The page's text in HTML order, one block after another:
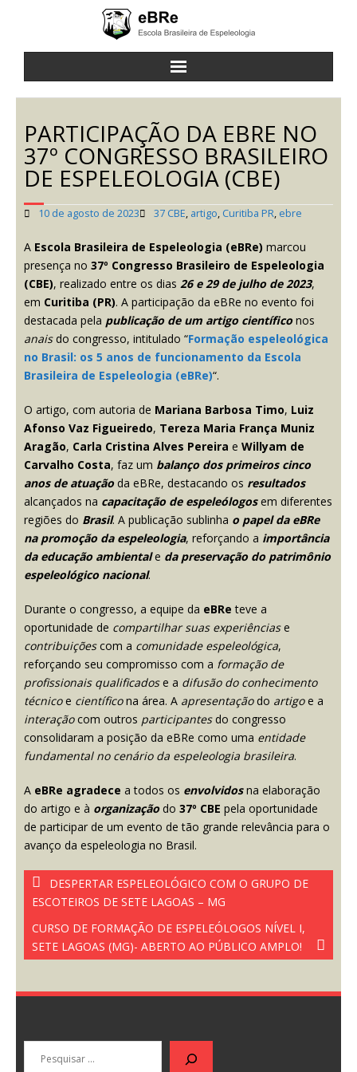
a eBRe
cursos
atividades
notícias
contato
PARTICIPAÇÃO DA EBRE NO
37º CONGRESSO BRASILEIRO
DE ESPELEOLOGIA (CBE)
10 de agosto de 2023 37 CBE, artigo, Curitiba PR, ebre
A Escola Brasileira de Espeleologia (eBRe) marcou
presença no 37º Congresso Brasileiro de Espeleologia
(CBE), realizado entre os dias 26 e 29 de julho de 2023,
em Curitiba (PR). A participação da eBRe no evento foi
destacada pela publicação de um artigo científiconos
anaisdo congresso, intitulado “Formação espeleológica
no Brasil: os 5 anos de funcionamento da Escola
Brasileira de Espeleologia (eBRe)“.
O artigo, com autoria de Mariana Barbosa Timo, Luiz
Afonso Vaz Figueiredo, Tereza Maria França Muniz
Aragão, Carla Cristina Alves Pereira e Willyam de
Carvalho Costa, faz um balanço dos primeiros cinco
anos de atuaçãoda eBRe, destacando os resultados
alcançados na capacitação de espeleólogosem diferentes
regiões do Brasil. A publicação sublinha o papel da eBRe
na promoção da espeleologia, reforçando a importância
da educação ambientale da preservação do patrimônio
espeleológico nacional.
Durante o congresso, a equipe da eBRe teve a
oportunidade de compartilhar suas experiênciase
contribuiçõescom a comunidade espeleológica,
reforçando seu compromisso com a formação de
profissionais qualificadose a difusão do conhecimento
técnicoe científicona área. A apresentaçãodo artigoe a
interaçãocom outros participantesdo congresso
consolidaram a posição da eBRe como uma entidade
fundamental no cenário da espeleologia brasileira.
A eBRe agradece a todos os envolvidosna elaboração
do artigo e à organizaçãodo 37º CBE pela oportunidade
de participar de um evento de tão grande relevância para o
avanço da espeleologia no Brasil.
DESPERTAR ESPELEOLÓGICO COM O GRUPO DE
ESCOTEIROS DE SETE LAGOAS – MG
CURSO DE FORMAÇÃO DE ESPELEÓLOGOS NÍVEL I,
SETE LAGOAS (MG)- ABERTO AO PÚBLICO AMPLO!